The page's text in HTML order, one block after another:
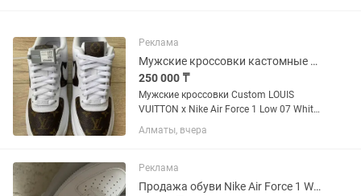
Реклама
Мужские кроссовки кастомные LV x Nike Air Force 1 Low 07 White Gum
250 000 ₸
Мужские кроссовки Custom LOUIS
VUITTON x Nike Air Force 1 Low 07 White
Gum / DJ2739-100 Подробнее о товаре
Размер: EUR 42 / US 8.5 / cm 26.5
VUITTON Кроксы заказаны с...
Алматы, вчера
Реклама
Продажа обуви Nike Air Force 1 White